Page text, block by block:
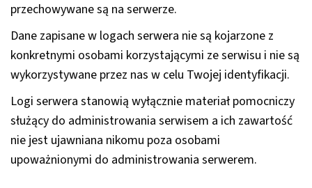
przechowywane są na serwerze.
Dane zapisane w logach serwera nie są kojarzone z
konkretnymi osobami korzystającymi ze serwisu i nie są
wykorzystywane przez nas w celu Twojej identyfikacji.
Logi serwera stanowią wyłącznie materiał pomocniczy
służący do administrowania serwisem a ich zawartość
nie jest ujawniana nikomu poza osobami
upoważnionymi do administrowania serwerem.